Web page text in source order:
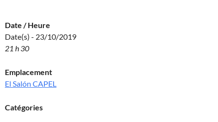
Date / Heure
Date(s) - 23/10/2019
21 h 30
Emplacement
El Salón CAPEL
Catégories